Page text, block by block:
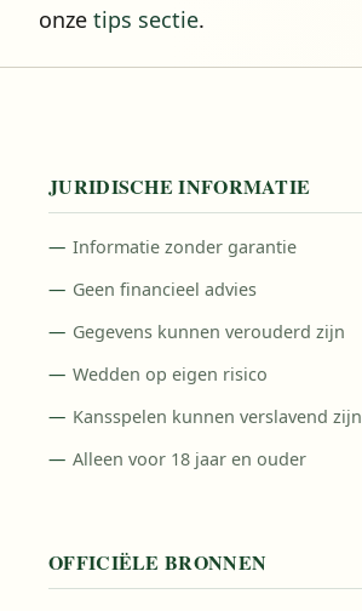
onze tips sectie.
JURIDISCHE INFORMATIE
Informatie zonder garantie
Geen financieel advies
Gegevens kunnen verouderd zijn
Wedden op eigen risico
Kansspelen kunnen verslavend zijn
Alleen voor 18 jaar en ouder
OFFICIËLE BRONNEN